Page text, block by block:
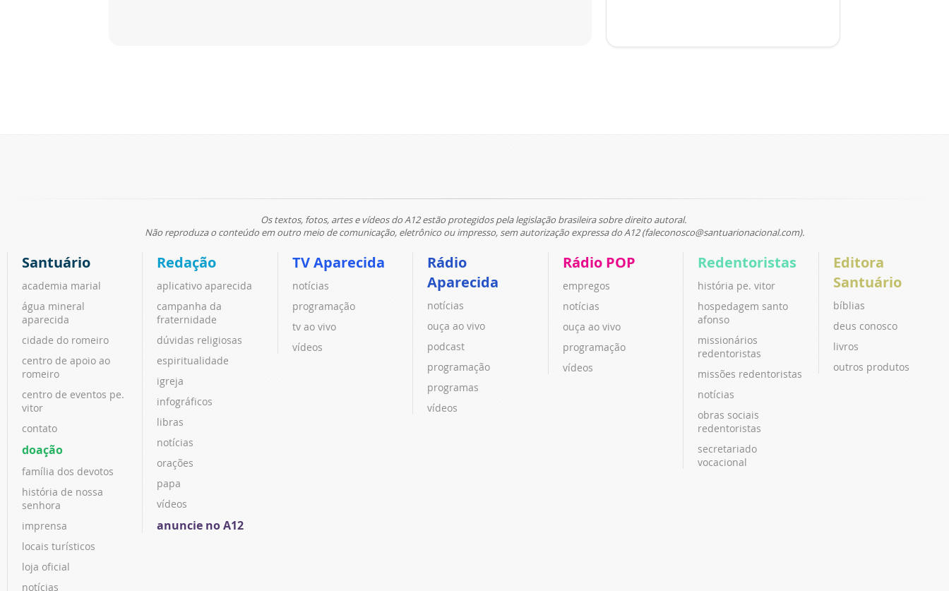
Os textos, fotos, artes e vídeos do A12 estão protegidos pela legislação brasileira sobre direito autoral.
Não reproduza o conteúdo em outro meio de comunicação, eletrônico ou impresso, sem autorização expressa do A12 (faleconosco@santuarionacional.com).
Santuário
academia marial
água mineral
aparecida
cidade do romeiro
centro de apoio ao
romeiro
centro de eventos pe.
vitor
contato
doação
família dos devotos
história de nossa
senhora
imprensa
locais turísticos
loja oficial
notícias
Redação
aplicativo aparecida
campanha da
fraternidade
dúvidas religiosas
espiritualidade
igreja
infográficos
libras
notícias
orações
papa
vídeos
anuncie no A12
TV Aparecida
notícias
programação
tv ao vivo
vídeos
Rádio
Aparecida
notícias
ouça ao vivo
podcast
programação
programas
vídeos
Rádio POP
empregos
notícias
ouça ao vivo
programação
vídeos
Redentoristas
história pe. vitor
hospedagem santo
afonso
missionários
redentoristas
missões redentoristas
notícias
obras sociais
redentoristas
secretariado
vocacional
Editora
Santuário
bíblias
deus conosco
livros
outros produtos